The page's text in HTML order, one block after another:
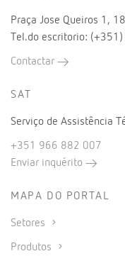
Praça Jose Queiros 1,
Tel.do escritorio:
Contactar
SAT
Serviço de Assistência
+351 966 882 007
Enviar inquérito
MAPA DO PORTAL
Setores
Produtos